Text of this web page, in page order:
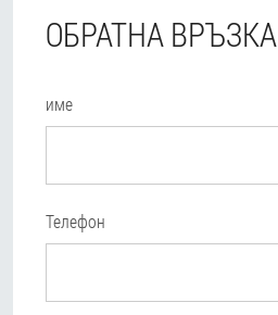
ОБРАТНА ВРЪЗКА
име
Телефон